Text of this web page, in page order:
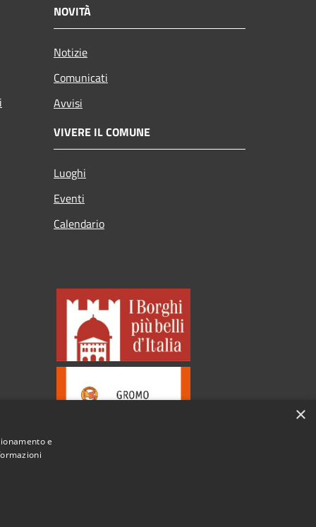
NOVITÀ
Notizie
Comunicati
Avvisi
VIVERE IL COMUNE
Luoghi
Eventi
Calendario
×
e